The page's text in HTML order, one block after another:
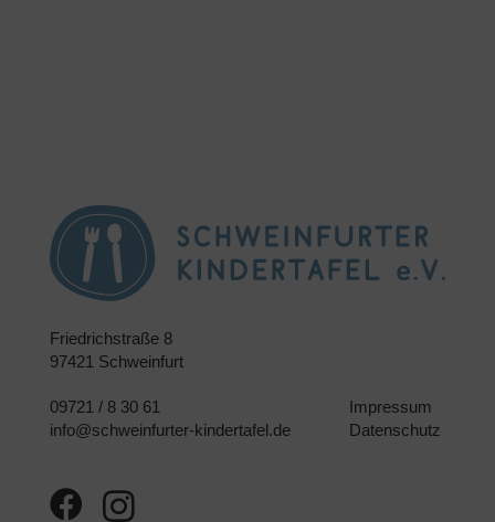
Friedrichstraße 8
97421 Schweinfurt
09721 / 8 30 61
info@schweinfurter-kindertafel.de
Impressum
Datenschutz